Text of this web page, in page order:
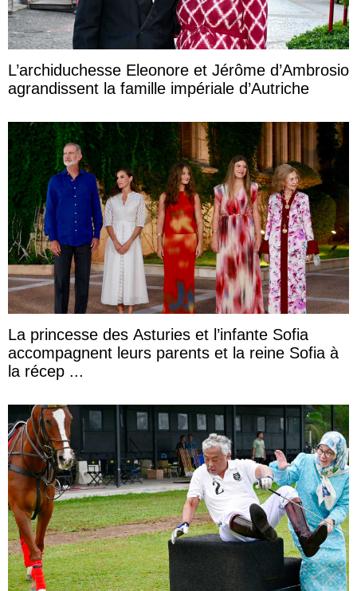
L’archiduchesse Eleonore et Jérôme d’Ambrosio
agrandissent la famille impériale d’Autriche
La princesse des Asturies et l’infante Sofia
accompagnent leurs parents et la reine Sofia à
la récep ...